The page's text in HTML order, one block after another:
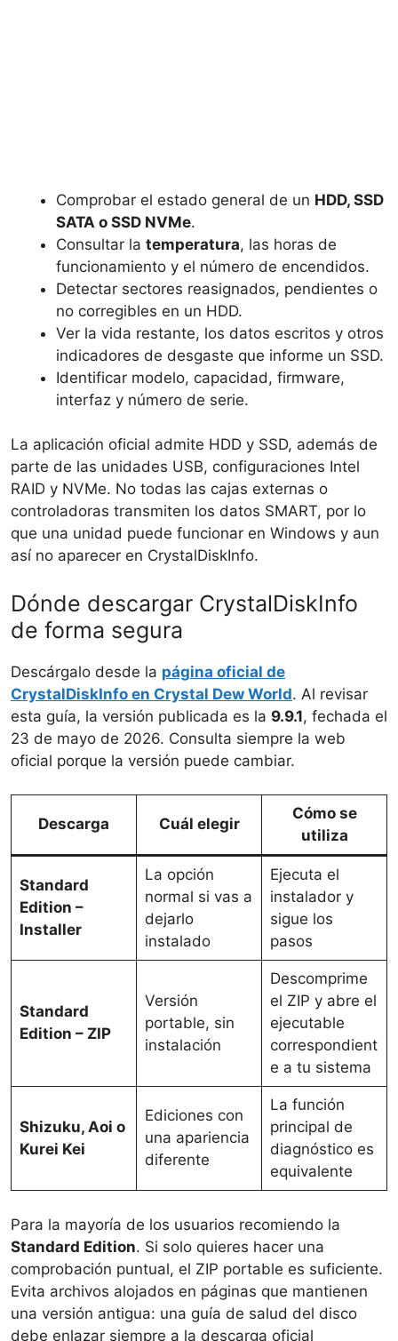
Comprobar el estado general de un HDD, SSD
SATA o SSD NVMe.
Consultar la temperatura, las horas de
funcionamiento y el número de encendidos.
Detectar sectores reasignados, pendientes o
no corregibles en un HDD.
Ver la vida restante, los datos escritos y otros
indicadores de desgaste que informe un SSD.
Identificar modelo, capacidad, firmware,
interfaz y número de serie.
La aplicación oficial admite HDD y SSD, además de
parte de las unidades USB, configuraciones Intel
RAID y NVMe. No todas las cajas externas o
controladoras transmiten los datos SMART, por lo
que una unidad puede funcionar en Windows y aun
así no aparecer en CrystalDiskInfo.
Dónde descargar CrystalDiskInfo
de forma segura
Descárgalo desde la página oficial de
CrystalDiskInfo en Crystal Dew World. Al revisar
esta guía, la versión publicada es la 9.9.1, fechada el
23 de mayo de 2026. Consulta siempre la web
oficial porque la versión puede cambiar.
Descarga Cuál elegir
Cómo se
utiliza
Standard
Edition –
Installer
La opción
normal si vas a
dejarlo
instalado
Ejecuta el
instalador y
sigue los
pasos
Standard
Edition – ZIP
Versión
portable, sin
instalación
Descomprime
el ZIP y abre el
ejecutable
correspondient
e a tu sistema
Shizuku, Aoi o
Kurei Kei
Ediciones con
una apariencia
diferente
La función
principal de
diagnóstico es
equivalente
Para la mayoría de los usuarios recomiendo la
Standard Edition. Si solo quieres hacer una
comprobación puntual, el ZIP portable es suficiente.
Evita archivos alojados en páginas que mantienen
una versión antigua: una guía de salud del disco
debe enlazar siempre a la descarga oficial